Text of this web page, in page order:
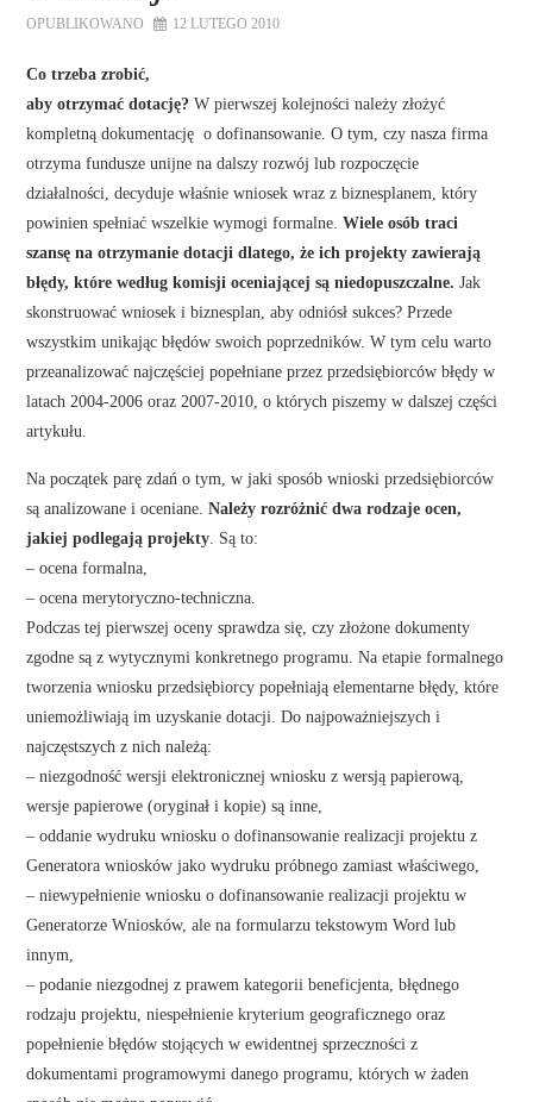
SZKOLENIA
ZADAJ PYTANIE
KONTAKT
OPUBLIKOWANO 12 LUTEGO 2010
Co trzeba zrobić,
aby otrzymać dotację?W pierwszej kolejności należy złożyć
kompletną dokumentację o dofinansowanie. O tym, czy nasza firma
otrzyma fundusze unijne na dalszy rozwój lub rozpoczęcie
działalności, decyduje właśnie wniosek wraz z biznesplanem, który
powinien spełniać wszelkie wymogi formalne.Wiele osób traci
szansę na otrzymanie dotacji dlatego, że ich projekty zawierają
błędy, które według komisji oceniającej są niedopuszczalne. Jak
skonstruować wniosek i biznesplan, aby odniósł sukces? Przede
wszystkim unikając błędów swoich poprzedników. W tym celu warto
przeanalizować najczęściej popełniane przez przedsiębiorców błędy w
latach 2004-2006 oraz 2007-2010, o których piszemy w dalszej części
artykułu.
Na początek parę zdań o tym, w jaki sposób wnioski przedsiębiorców
są analizowane i oceniane.Należy rozróżnić dwa rodzaje ocen,
jakiej podlegają projekty . Są to:
– ocena formalna,
– ocena merytoryczno-techniczna.
Podczas tej pierwszej oceny sprawdza się, czy złożone dokumenty
zgodne są z wytycznymi konkretnego programu. Na etapie formalnego
tworzenia wniosku przedsiębiorcy popełniają elementarne błędy, które
uniemożliwiają im uzyskanie dotacji. Do najpoważniejszych i
najczęstszych z nich należą:
– niezgodność wersji elektronicznej wniosku z wersją papierową,
wersje papierowe (oryginał i kopie) są inne,
– oddanie wydruku wniosku o dofinansowanie realizacji projektu z
Generatora wniosków jako wydruku próbnego zamiast właściwego,
– niewypełnienie wniosku o dofinansowanie realizacji projektu w
Generatorze Wniosków, ale na formularzu tekstowym Word lub
innym,
– podanie niezgodnej z prawem kategorii beneficjenta, błędnego
rodzaju projektu, niespełnienie kryterium geograficznego oraz
popełnienie błędów stojących w ewidentnej sprzeczności z
dokumentami programowymi danego programu, których w żaden